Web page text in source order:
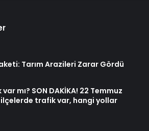
Tarım Arazileri Zarar Gördü
mı? SON DAKİKA! 22 Temmuz
trafik var, hangi yollar